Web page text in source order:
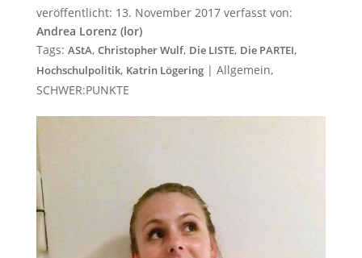
veröffentlicht: 13. November 2017verfasst von:
Andrea Lorenz (lor)
Tags: AStA, Christopher Wulf, Die LISTE, Die PARTEI,
Hochschulpolitik, Katrin Lögering| Allgemein,
SCHWER:PUNKTE